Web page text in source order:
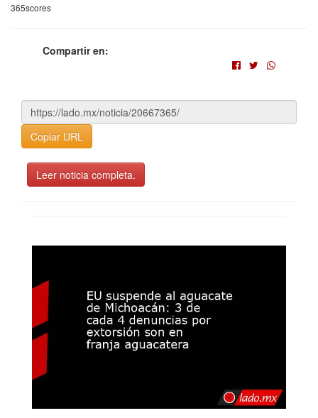
365scores
Compartir en:
Copiar URL
Leer noticia completa.